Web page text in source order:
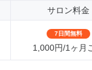
サロン料金
7日間無料
1,000円/1ヶ月